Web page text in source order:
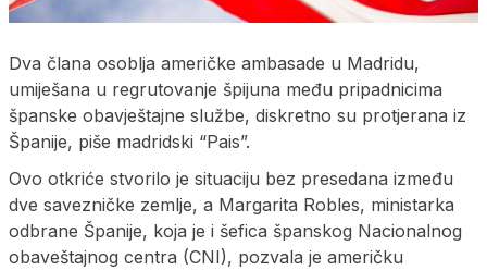
Dva člana osoblja američke ambasade u Madridu,
umiješana u regrutovanje špijuna među pripadnicima
španske obavještajne službe, diskretno su protjerana iz
Španije, piše madridski “Pais”.
Ovo otkriće stvorilo je situaciju bez presedana između
dve savezničke zemlje, a Margarita Robles, ministarka
odbrane Španije, koja je i šefica španskog Nacionalnog
obaveštajnog centra (CNI), pozvala je američku